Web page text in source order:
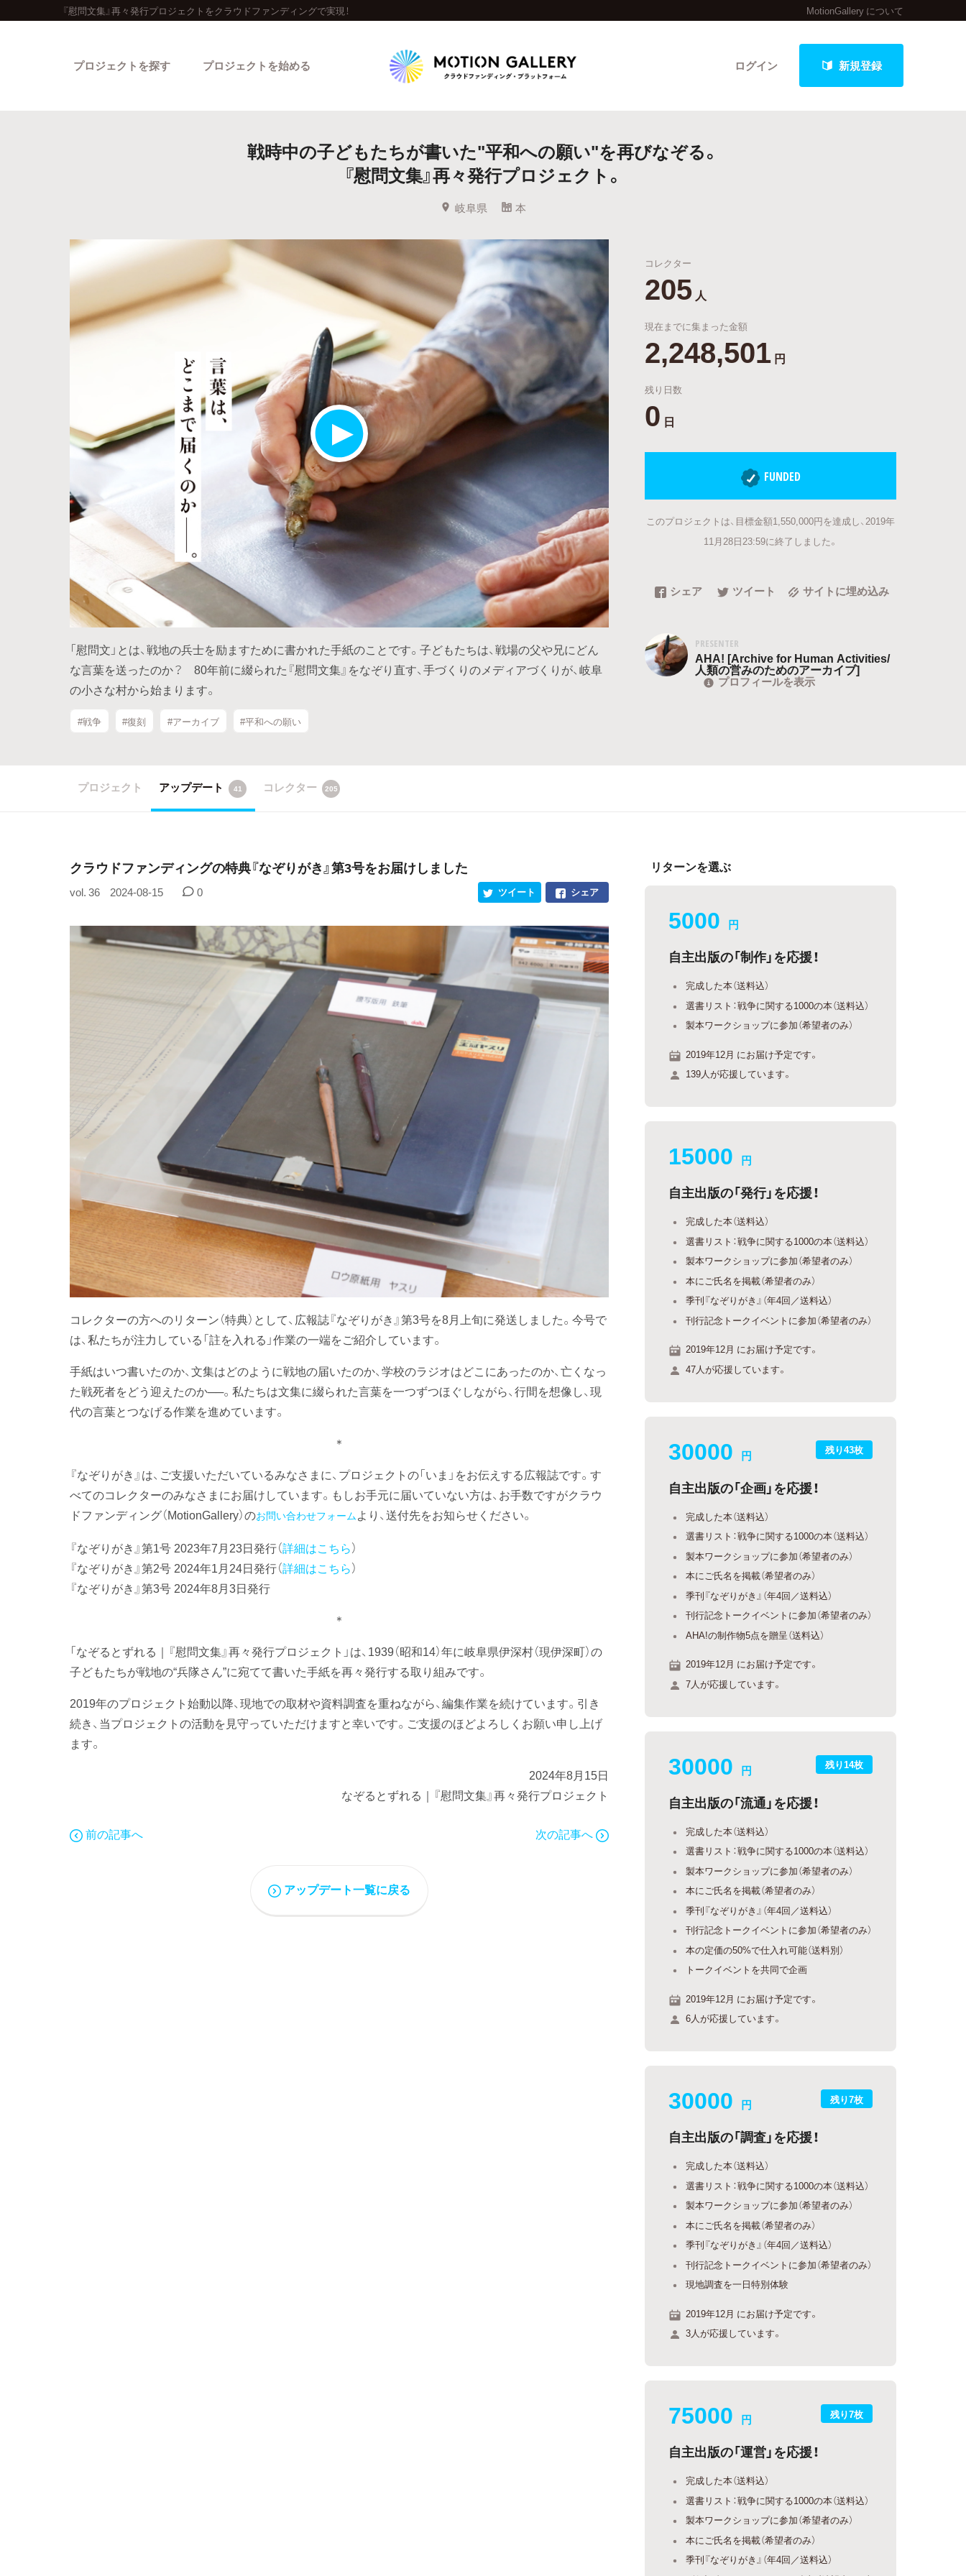
『慰問文集』再々発行プロジェクトをクラウドファンディングで実現！ MotionGallery について
ログイン 新規登録
プロジェクトを探す
人気のプロジェクト 新着プロジェクト 終了間近のプロジェクト
Feature
カテゴリーから探す タグから探す キュレーターから探す 特集から探す
Legendary
最新達成プロジェクト 調達額が大きいプロジェクト
プロジェクトを始める
戦時中の子どもたちが書いた"平和への願い"を再びなぞる。
『慰問文集』再々発行プロジェクト。
岐阜県 本
「慰問文」とは、戦地の兵士を励ますために書かれた手紙のことです。子どもたちは、戦場の父や兄にどん
な言葉を送ったのか？ 80年前に綴られた『慰問文集』をなぞり直す、手づくりのメディアづくりが、岐阜
の小さな村から始まります。
#戦争 #復刻 #アーカイブ #平和への願い
コレクター
205 人
現在までに集まった金額
2,248,501 円
残り日数
0 日
FUNDED
このプロジェクトは、目標金額1,550,000円を達成し、2019年
11月28日23:59に終了しました。
シェア ツイート サイトに埋め込み
PRESENTER
AHA! [Archive for Human Activities/
人類の営みのためのアーカイブ]
プロフィールを表示
プロジェクト アップデート 41 コレクター 205
クラウドファンディングの特典『なぞりがき』第3号をお届けしました
vol. 36 2024-08-15 0 シェア
ツイート
コレクターの方へのリターン（特典）として、広報誌『なぞりがき』第3号を8月上旬に発送しました。今号で
は、私たちが注力している「註を入れる」作業の一端をご紹介しています。
手紙はいつ書いたのか、文集はどのように戦地の届いたのか、学校のラジオはどこにあったのか、亡くなっ
た戦死者をどう迎えたのか──。私たちは文集に綴られた言葉を一つずつほぐしながら、行間を想像し、現
代の言葉とつなげる作業を進めています。
＊
『なぞりがき』は、ご支援いただいているみなさまに、プロジェクトの「いま」をお伝えする広報誌です。す
べてのコレクターのみなさまにお届けしています。もしお手元に届いていない方は、お手数ですがクラウ
ドファンディング（MotionGallery）のお問い合わせフォームより、送付先をお知らせください。
『なぞりがき』第1号 2023年7月23日発行（詳細はこちら）
『なぞりがき』第2号 2024年1月24日発行（詳細はこちら）
『なぞりがき』第3号 2024年8月3日発行
＊
「なぞるとずれる｜『慰問文集』再々発行プロジェクト」は、1939（昭和14）年に岐阜県伊深村（現伊深町）の
子どもたちが戦地の“兵隊さん”に宛てて書いた手紙を再々発行する取り組みです。
2019年のプロジェクト始動以降、現地での取材や資料調査を重ねながら、編集作業を続けています。引き
続き、当プロジェクトの活動を見守っていただけますと幸いです。ご支援のほどよろしくお願い申し上げ
ます。
2024年8月15日
なぞるとずれる｜『慰問文集』再々発行プロジェクト
前の記事へ 次の記事へ
アップデート一覧に戻る
リターンを選ぶ
5000 円
自主出版の「制作」を応援！
完成した本（送料込）
選書リスト：戦争に関する1000の本（送料込）
製本ワークショップに参加（希望者のみ）
2019年12月 にお届け予定です。
139人が応援しています。
15000 円
自主出版の「発行」を応援！
完成した本（送料込）
選書リスト：戦争に関する1000の本（送料込）
製本ワークショップに参加（希望者のみ）
本にご氏名を掲載（希望者のみ）
季刊『なぞりがき』（年4回／送料込）
刊行記念トークイベントに参加（希望者のみ）
2019年12月 にお届け予定です。
47人が応援しています。
残り43枚
30000 円
自主出版の「企画」を応援！
完成した本（送料込）
選書リスト：戦争に関する1000の本（送料込）
製本ワークショップに参加（希望者のみ）
本にご氏名を掲載（希望者のみ）
季刊『なぞりがき』（年4回／送料込）
刊行記念トークイベントに参加（希望者のみ）
AHA!の制作物5点を贈呈（送料込）
2019年12月 にお届け予定です。
7人が応援しています。
残り14枚
30000 円
自主出版の「流通」を応援！
完成した本（送料込）
選書リスト：戦争に関する1000の本（送料込）
製本ワークショップに参加（希望者のみ）
本にご氏名を掲載（希望者のみ）
季刊『なぞりがき』（年4回／送料込）
刊行記念トークイベントに参加（希望者のみ）
本の定価の50%で仕入れ可能（送料別）
トークイベントを共同で企画
2019年12月 にお届け予定です。
6人が応援しています。
残り7枚
30000 円
自主出版の「調査」を応援！
完成した本（送料込）
選書リスト：戦争に関する1000の本（送料込）
製本ワークショップに参加（希望者のみ）
本にご氏名を掲載（希望者のみ）
季刊『なぞりがき』（年4回／送料込）
刊行記念トークイベントに参加（希望者のみ）
現地調査を一日特別体験
2019年12月 にお届け予定です。
3人が応援しています。
残り7枚
75000 円
自主出版の「運営」を応援！
完成した本（送料込）
選書リスト：戦争に関する1000の本（送料込）
製本ワークショップに参加（希望者のみ）
本にご氏名を掲載（希望者のみ）
季刊『なぞりがき』（年4回／送料込）